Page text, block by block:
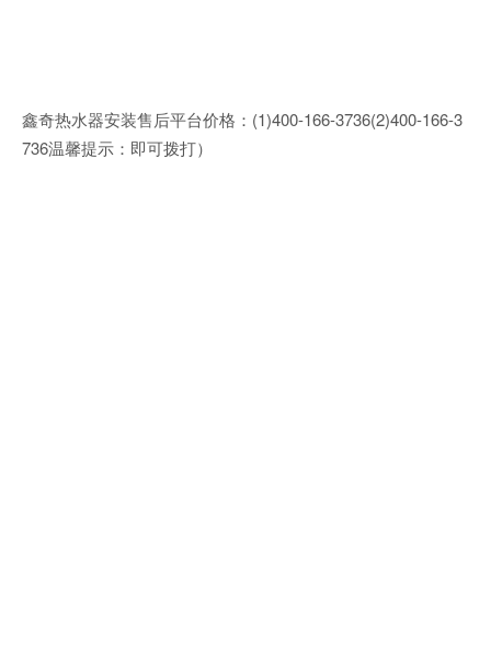
鑫奇热水器安装售后平台价格：(1)400-166-3736(2)400-166-3
736温馨提示：即可拨打）